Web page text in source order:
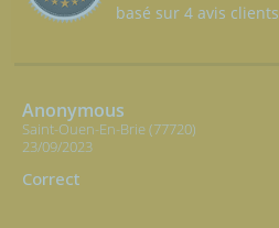
basé sur 4 avis clients
Anonymous
Saint-Ouen-En-Brie (77720)
23/09/2023
Correct